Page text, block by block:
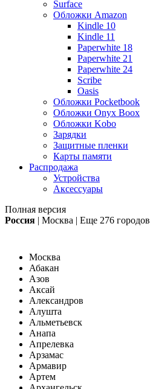
Surface
Обложки Amazon
Kindle 10
Kindle 11
Paperwhite 18
Paperwhite 21
Paperwhite 24
Scribe
Oasis
Обложки Pocketbook
Обложки Onyx Boox
Обложки Kobo
Зарядки
Защитные пленки
Карты памяти
Распродажа
Устройства
Аксессуары
Полная версия
Россия | Москва | Еще 276 городов
Москва
Абакан
Азов
Аксай
Александров
Алушта
Альметьевск
Анапа
Апрелевка
Арзамас
Армавир
Артем